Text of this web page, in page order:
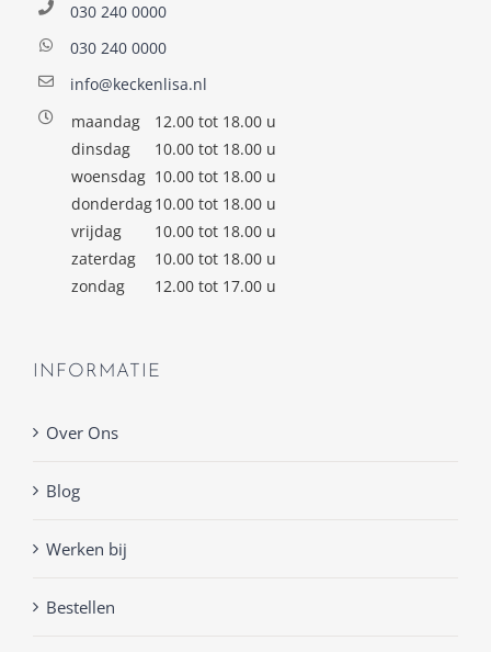
030 240 0000
030 240 0000
info@keckenlisa.nl
maandag
12.00 tot 18.00 u
dinsdag
10.00 tot 18.00 u
woensdag 10.00 tot 18.00 u
donderdag10.00 tot 18.00 u
vrijdag
10.00 tot 18.00 u
zaterdag
10.00 tot 18.00 u
zondag
12.00 tot 17.00 u
INFORMATIE
Over Ons
Blog
Werken bij
Bestellen